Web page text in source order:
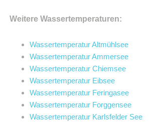
Weitere Wassertemperaturen:
Wassertemperatur Altmühlsee
Wassertemperatur Ammersee
Wassertemperatur Chiemsee
Wassertemperatur Eibsee
Wassertemperatur Feringasee
Wassertemperatur Forggensee
Wassertemperatur Karlsfelder See